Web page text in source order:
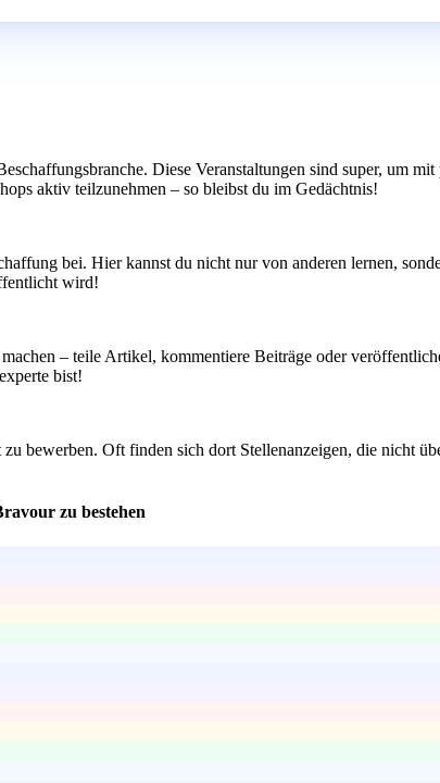
Diese Veranstaltungen sind super, um
aktiv teilzunehmen – so bleibst du im Gedächtnis!
bei. Hier kannst du nicht nur von anderen lernen,
wird!
– teile Artikel, kommentiere Beiträge oder
bist!
bewerben. Oft finden sich dort Stellenanzeigen, die nicht
zu bestehen